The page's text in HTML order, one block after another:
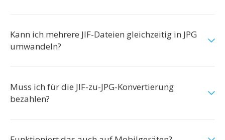
Kann ich mehrere JIF-Dateien gleichzeitig in JPG
umwandeln?
Muss ich für die JIF-zu-JPG-Konvertierung
bezahlen?